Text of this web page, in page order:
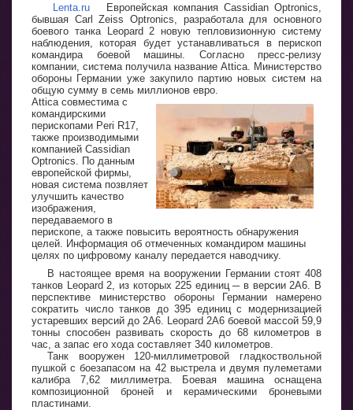
Lenta.ru Европейская компания Cassidian Optronics,
бывшая Carl Zeiss Optronics, разработала для основного
боевого танка Leopard 2 новую тепловизионную систему
наблюдения, которая будет устанавливаться в перископ
командира боевой машины. Согласно пресс-релизу
компании, система получила название Attica. Министерство
обороны Германии уже закупило партию новых систем на
общую сумму в семь миллионов евро.
Attica совместима с
командирскими
перископами Peri R17,
также производимыми
компанией Cassidian
Optronics. По данным
европейской фирмы,
новая система позвляет
улучшить качество
изображения,
передаваемого в
перископе, а также повысить вероятность обнаружения
целей. Информация об отмеченных командиром машины
целях по цифровому каналу передается наводчику.
В настоящее время на вооружении Германии стоят 408
танков Leopard 2, из которых 225 единиц ─ в версии 2A6. В
перспективе министерство обороны Германии намерено
сократить число танков до 395 единиц с модернизацией
устаревших версий до 2A6. Leopard 2A6 боевой массой 59,9
тонны способен развивать скорость до 68 километров в
час, а запас его хода составляет 340 километров.
Танк вооружен 120-миллиметровой гладкоствольной
пушкой с боезапасом на 42 выстрела и двумя пулеметами
калибра 7,62 миллиметра. Боевая машина оснащена
композиционной броней и керамическими броневыми
пластинами.